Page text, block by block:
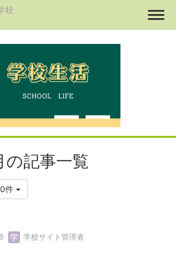
校
記事一覧
件
学校サイト管理者